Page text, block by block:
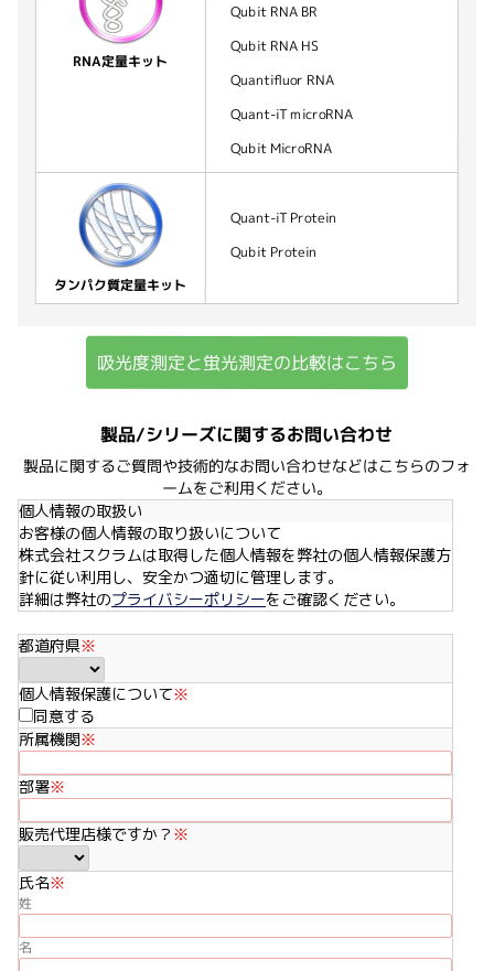
RNA定量キット
Qubit RNA BR
Qubit RNA HS
Quantifluor RNA
Quant-iT microRNA
Qubit MicroRNA
タンパク質定量キット
Quant-iT Protein
Qubit Protein
吸光度測定と蛍光測定の比較はこちら
製品/シリーズに関するお問い合わせ
製品に関するご質問や技術的なお問い合わせなどはこちらのフォ
ームをご利用ください。
個人情報の取扱い
お客様の個人情報の取り扱いについて
株式会社スクラムは取得した個人情報を弊社の個人情報保護方
針に従い利用し、安全かつ適切に管理します。
詳細は弊社のプライバシーポリシーをご確認ください。
都道府県※
個人情報保護について※
同意する
所属機関※
部署※
販売代理店様ですか？ ※
氏名※
姓
名